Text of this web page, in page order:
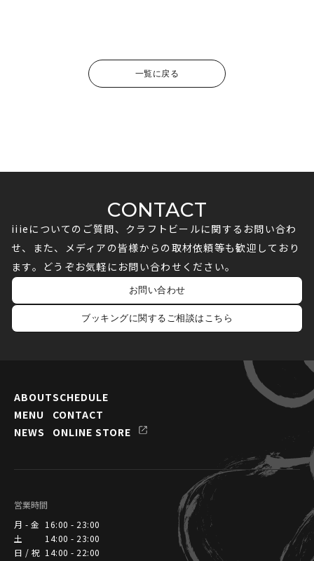
一覧に戻る
CONTACT
iiieについてのご質問、クラフトビールに関するお問い合わ
せ、また、メディアの皆様からの取材依頼等も歓迎しており
ます。どうぞお気軽にお問い合わせください。
お問い合わせ
ブッキングに関するご相談はこちら
ABOUT
MENU
NEWS
SCHEDULE
CONTACT
ONLINE STORE
営業時間
月 - 金 16:00 - 23:00
土
14:00 - 23:00
日 / 祝 14:00 - 22:00